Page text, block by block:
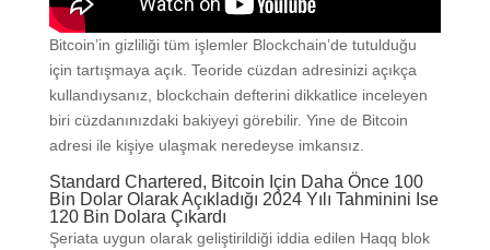
Bitcoin’in gizliliği tüm işlemler Blockchain’de tutulduğu
için tartışmaya açık. Teoride cüzdan adresinizi açıkça
kullandıysanız, blockchain defterini dikkatlice inceleyen
biri cüzdanınızdaki bakiyeyi görebilir. Yine de Bitcoin
adresi ile kişiye ulaşmak neredeyse imkansız.
Standard Chartered, Bitcoin Için Daha Önce 100
Bin Dolar Olarak Açıkladığı 2024 Yılı Tahminini Ise
120 Bin Dolara Çıkardı
Şeriata uygun olarak geliştirildiği iddia edilen Haqq blok